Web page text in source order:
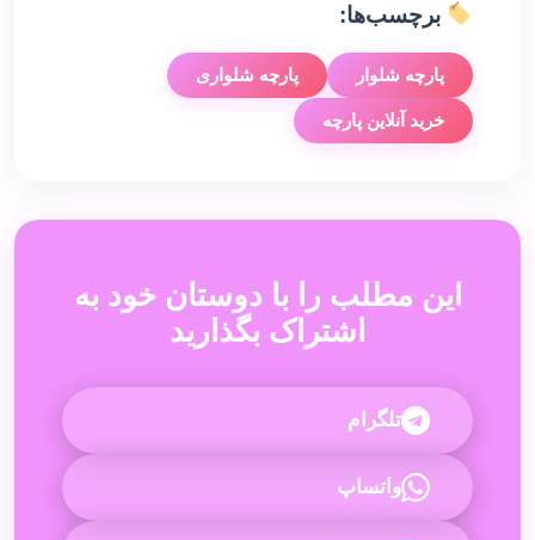
برچسب‌ها:
پارچه شلوار پارچه شلواری
خرید آنلاین پارچه
این مطلب را با دوستان خود به
اشتراک بگذارید
تلگرام
واتساپ